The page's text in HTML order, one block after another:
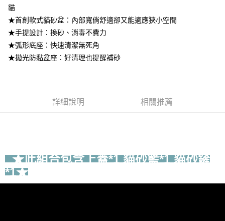
３．安心：先確認商品／服務後，再付款。
【「AFTEE先享後付」結帳流程】
１．於結帳方式選擇「AFTEE先享後付」後，將跳轉至「AFTEE先享後付」
結帳頁面，進行簡訊認證並確認金額後，即可完成結帳。
２．訂單成立數日內，您將收到繳費通知簡訊。
３．收到繳費通知簡訊後14天內，點擊此簡訊中的連結，可透過四大超商／
※ 交易是否成功請以「AFTEE先享後付 」之結帳頁面顯示為準，若有關於
易，需依本服務之必要範圍內提供個人資料，並將交易相關給付款項請求債
權轉讓予恩沛科技股份有限公司。
２．關於個人資料處理事宜，請瀏覽以下網址：
https://aftee.tw/terms/#terms3
宅配
每筆NT$120，滿NT$1,500(含以上)免運費
下單前請先留言或私訊計算運費，謝謝
每筆NT$500
貓
★首創軟式貓砂盆：內部寬倘舒適卻又能適應狹小空間
★手提設計：換砂、消毒不費力
★弧形底座：快速清潔無死角
★拋光防黏盆座：好清理也提醒補砂
詳細說明 相關推薦
★此組合包含上蓋*1 貓砂籃*1 貓砂鏟
*1★